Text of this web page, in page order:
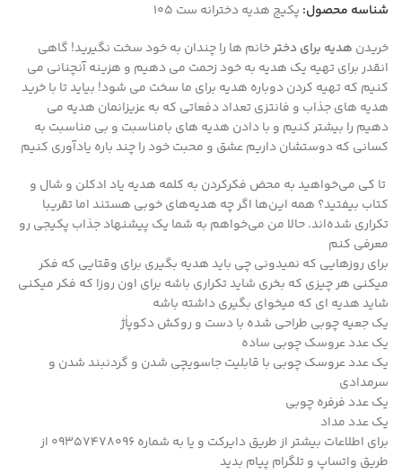
شناسه محصول: پکیج هدیه دخترانه ست ۱۰۵
خریدن هدیه برای دخترخانم ها را چندان به خود سخت نگیرید! گاهی
انقدر برای تهیه یک هدیه به خود زحمت می دهیم و هزینه آنچنانی می
کنیم که تهیه کردن دوباره هدیه برای ما سخت می شود! بیاید تا با خرید
هدیه های جذاب و فانتزی تعداد دفعاتی که به عزیزانمان هدیه می
دهیم را بیشتر کنیم و با دادن هدیه های بامناسبت و بی مناسبت به
کسانی که دوستشان داریم عشق و محبت خود را چند باره یادآوری کنیم
تا کی می‌خواهید به محض فکر‌کردن به کلمه هدیه یاد ادکلن و شال و
کتاب بیفتید؟ همه این‌ها اگر چه هدیه‌های خوبی هستند اما تقریبا
تکراری شده‌اند. حالا من می‌خواهم به شما یک پیشنهاد جذاب پکیجی رو
معرفی کنم
برای روزهایی که نمیدونی چی باید هدیه بگیری برای وقتایی که فکر
میکنی هر چیزی که بخری شاید تکراری باشه برای اون روزا که فکر میکنی
شاید هدیه ای که میخوای بگیری داشته باشه
یک جعیه چوبی طراحی شده با دست و روکش دکوپاٰژ
یک عدد عروسک چوبی ساده
یک عدد عروسک چوبی با قابلیت جاسويچی شدن و گردنبند شدن و
سرمدادی
یک عدد فرفره چوبی
یک عدد مداد
برای اطلاعات بیشتر از طریق دایرکت و یا به شماره 09357478096 از
طریق واتساپ و تلگرام پیام بدید